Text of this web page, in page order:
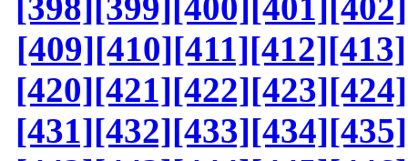
[409][410][411][412][413]
[420][421][422][423][424]
[431][432][433][434][435]